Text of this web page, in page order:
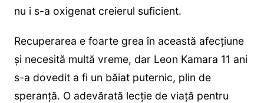
nu i s-a oxigenat creierul suficient.
Recuperarea e foarte grea în această afecțiune
și necesită multă vreme, dar Leon Kamara 11 ani
s-a dovedit a fi un băiat puternic, plin de
speranță. O adevărată lecție de viață pentru